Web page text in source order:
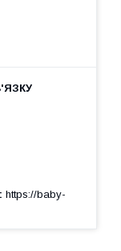
https://baby-